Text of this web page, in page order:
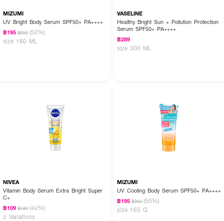
MIZUMI
UV Bright Body Serum SPF50+ PA++++
฿195 ฿390 (50%)
size 180 ML
VASELINE
Healthy Bright Sun + Pollution Protection
Serum SPF50+ PA++++
฿289
size 300 ML
NIVEA
Vitamin Body Serum Extra Bright Super
C+
฿109 ฿189 (42%)
2 Variations
MIZUMI
UV Cooling Body Serum SPF50+ PA++++
฿195 ฿390 (50%)
size 165 G